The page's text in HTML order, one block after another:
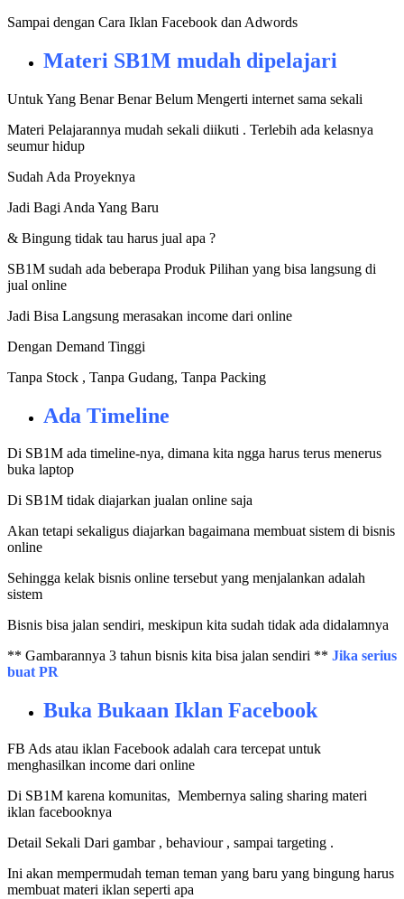
Sampai dengan Cara Iklan Facebook dan Adwords
Materi SB1M mudah dipelajari
Untuk Yang Benar Benar Belum Mengerti internet sama sekali
Materi Pelajarannya mudah sekali diikuti . Terlebih ada kelasnya
seumur hidup
Sudah Ada Proyeknya
Jadi Bagi Anda Yang Baru
& Bingung tidak tau harus jual apa ?
SB1M sudah ada beberapa Produk Pilihan yang bisa langsung di
jual online
Jadi Bisa Langsung merasakan income dari online
Dengan Demand Tinggi
Tanpa Stock , Tanpa Gudang, Tanpa Packing
Ada Timeline
Di SB1M ada timeline-nya, dimana kita ngga harus terus menerus
buka laptop
Di SB1M tidak diajarkan jualan online saja
Akan tetapi sekaligus diajarkan bagaimana membuat sistem di bisnis
online
Sehingga kelak bisnis online tersebut yang menjalankan adalah
sistem
Bisnis bisa jalan sendiri, meskipun kita sudah tidak ada didalamnya
** Gambarannya 3 tahun bisnis kita bisa jalan sendiri ** Jika serius
buat PR
Buka Bukaan Iklan Facebook
FB Ads atau iklan Facebook adalah cara tercepat untuk
menghasilkan income dari online
Di SB1M karena komunitas, Membernya saling sharing materi
iklan facebooknya
Detail Sekali Dari gambar , behaviour , sampai targeting .
Ini akan mempermudah teman teman yang baru yang bingung harus
membuat materi iklan seperti apa